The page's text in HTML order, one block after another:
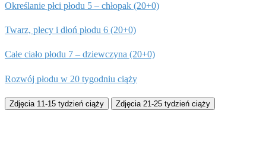
Określanie płci płodu 5 – chłopak (20+0)
Twarz, plecy i dłoń płodu 6 (20+0)
Całe ciało płodu 7 – dziewczyna (20+0)
Rozwój płodu w 20 tygodniu ciąży
Zdjęcia 11-15 tydzień ciąży Zdjęcia 21-25 tydzień ciąży